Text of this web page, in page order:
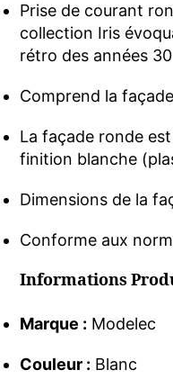
Prise de courant
collection Iris
rétro des années
Comprend la
La façade ronde
finition blanche
Dimensions de la
Conforme aux
Informations
Marque : Modelec
Couleur : Blanc